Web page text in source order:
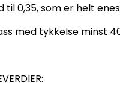
0,35, som er helt
med tykkelse minst